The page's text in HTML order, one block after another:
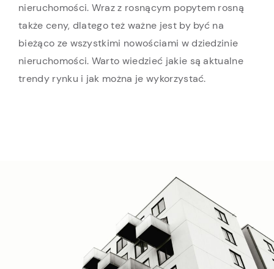
nieruchomości. Wraz z rosnącym popytem rosną
także ceny, dlatego też ważne jest by być na
bieżąco ze wszystkimi nowościami w dziedzinie
nieruchomości. Warto wiedzieć jakie są aktualne
trendy rynku i jak można je wykorzystać.